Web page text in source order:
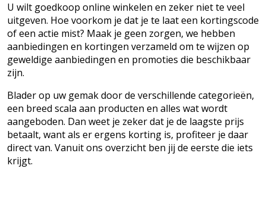
U wilt goedkoop online winkelen en zeker niet te veel
uitgeven. Hoe voorkom je dat je te laat een kortingscode
of een actie mist? Maak je geen zorgen, we hebben
aanbiedingen en kortingen verzameld om te wijzen op
geweldige aanbiedingen en promoties die beschikbaar
zijn.
Blader op uw gemak door de verschillende categorieën,
een breed scala aan producten en alles wat wordt
aangeboden. Dan weet je zeker dat je de laagste prijs
betaalt, want als er ergens korting is, profiteer je daar
direct van. Vanuit ons overzicht ben jij de eerste die iets
krijgt.